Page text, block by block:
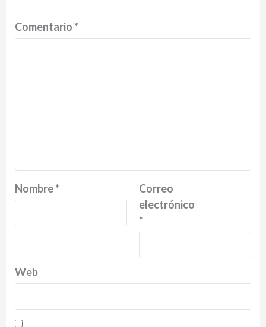
Comentario*
Nombre*
Correo
electrónico
*
Web